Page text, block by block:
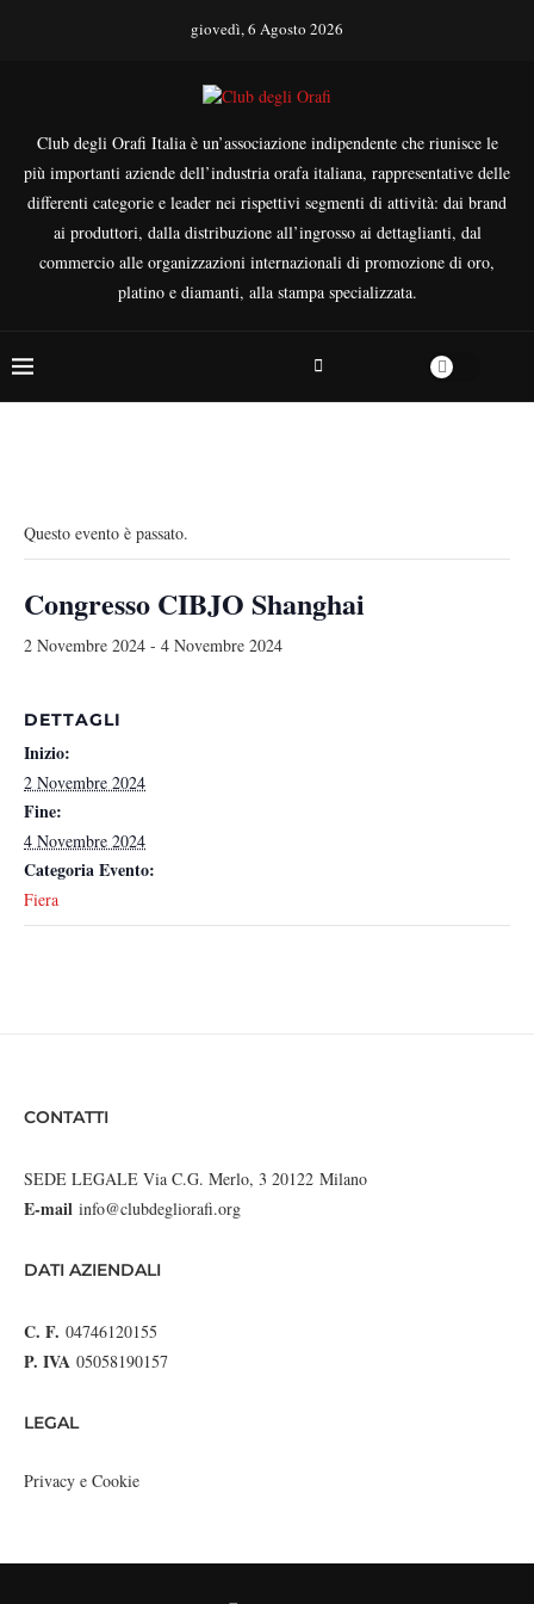
giovedì, 6 Agosto 2026
Club degli Orafi Italia è un’associazione indipendente che riunisce le
più importanti aziende dell’industria orafa italiana, rappresentative delle
differenti categorie e leader nei rispettivi segmenti di attività: dai brand
ai produttori, dalla distribuzione all’ingrosso ai dettaglianti, dal
commercio alle organizzazioni internazionali di promozione di oro,
platino e diamanti, alla stampa specializzata.
Questo evento è passato.
Congresso CIBJO Shanghai
2 Novembre 2024 - 4 Novembre 2024
DETTAGLI
Inizio:
2 Novembre 2024
Fine:
4 Novembre 2024
Categoria Evento:
Fiera
CONTATTI
SEDE LEGALE Via C.G. Merlo, 3 20122 Milano
E-mail info@clubdegliorafi.org
DATI AZIENDALI
C. F. 04746120155
P. IVA 05058190157
LEGAL
Privacy e Cookie